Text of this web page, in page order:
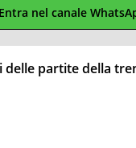
nel canale
partite della